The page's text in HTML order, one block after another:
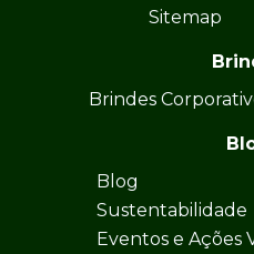
Sitemap
Brindes
Blog
Sustentabilidade
Eventos e Ações